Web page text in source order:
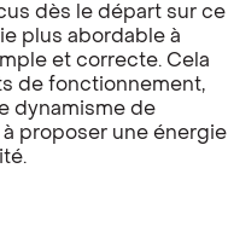
dès le départ sur ce
plus abordable à
et correcte. Cela
de fonctionnement,
dynamisme de
à proposer une énergie